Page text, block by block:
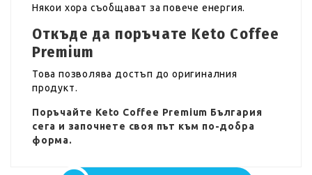
Някои хора съобщават за повече енергия.
Откъде да поръчате Keto Coffee
Premium
Това позволява достъп до оригиналния
продукт.
Поръчайте Keto Coffee Premium България
сега и започнете своя път към по-добра
форма.